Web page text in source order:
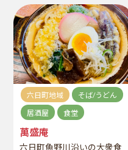
者として、魚沼の大切な食
文化や風土を体現した逸品
を提供しています。
六日町地域
そば/うどん
居酒屋
食堂
萬盛庵
六日町魚野川沿いの大衆食